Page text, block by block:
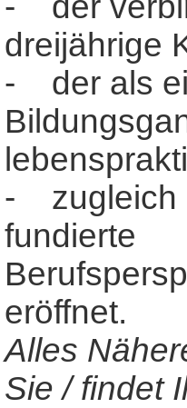
dreijährige
- der als
- zugleich
fundierte
eröffnet.
Alles
Sie / findet